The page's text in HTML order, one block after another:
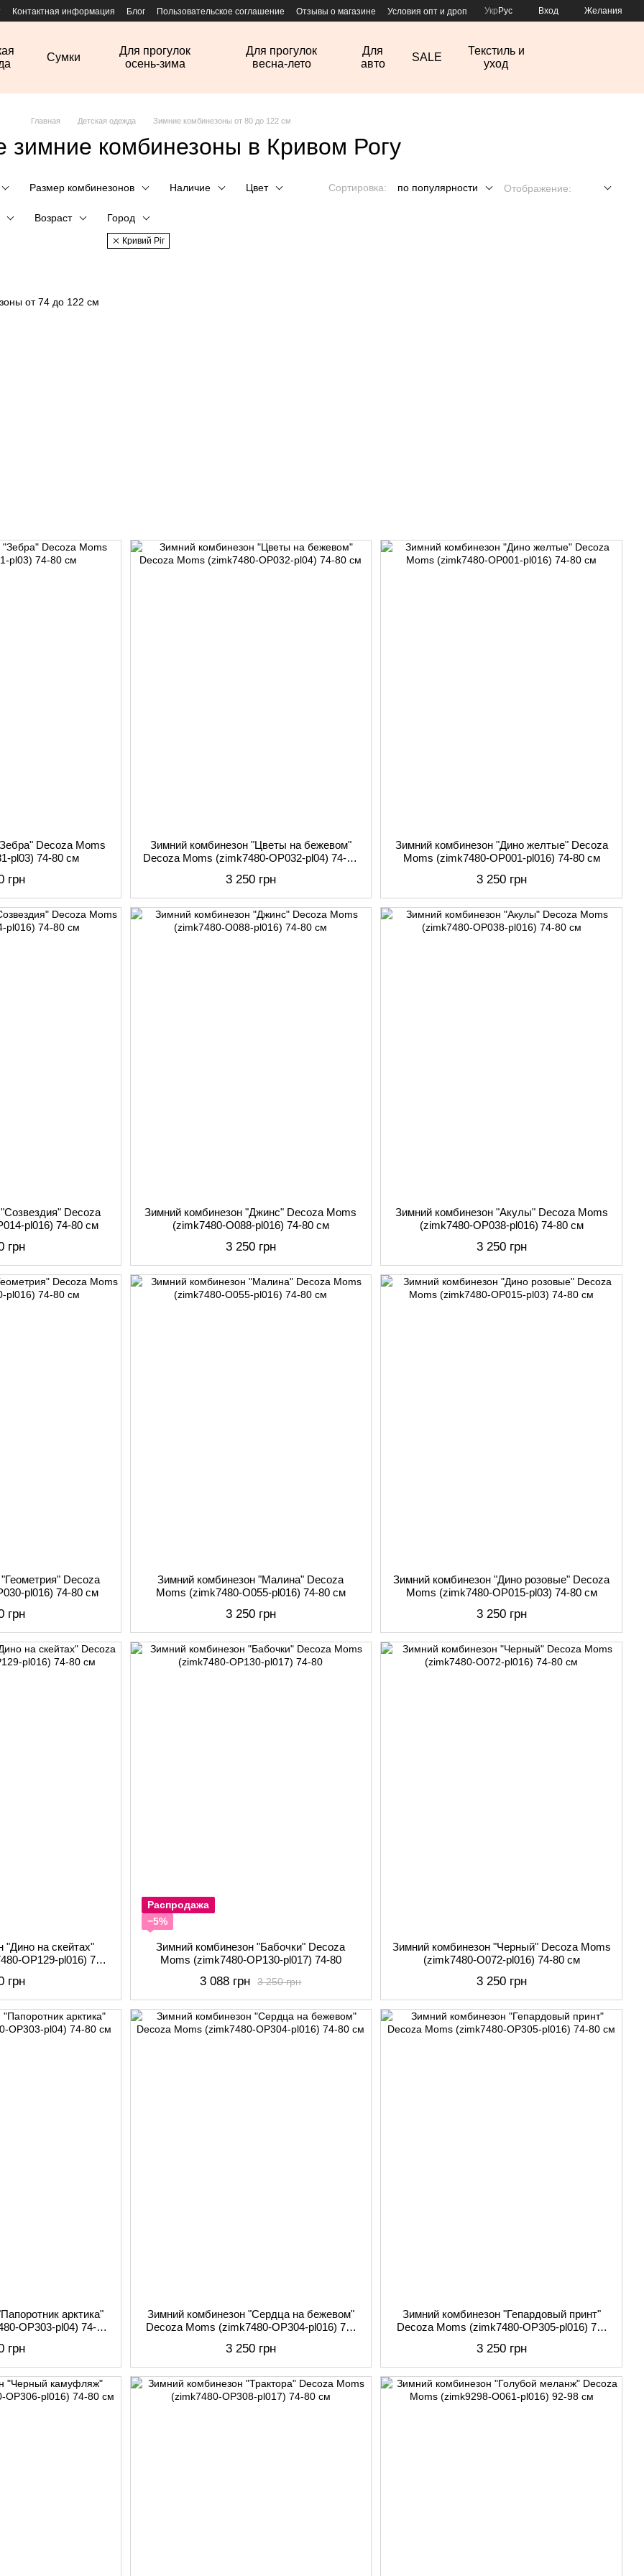
Контактная информация Блог Пользовательское соглашение Отзывы о магазине Условия опт и дроп Укр Рус Вход Желания
Сумки
Для прогулок
осень-зима
Для прогулок
весна-лето
Для
авто
SALE
Текстиль и
уход
Главная Детская одежда Зимние комбинезоны от 80 до 122 см
зимние комбинезоны в Кривом Рогу
Размер комбинезонов Наличие Цвет
Возраст Город
Кривий Ріг
Сортировка: по популярности Отображение:
Decoza Moms
pl03) 74-80 см
грн
Зимний комбинезон "Цветы на бежевом"
Decoza Moms (zimk7480-OP032-pl04) 74-80
3 250 грн
Зимний комбинезон "Дино желтые" Decoza
Moms (zimk7480-OP001-pl016) 74-80 см
3 250 грн
Decoza
pl016) 74-80 см
грн
Зимний комбинезон "Джинс" Decoza Moms
(zimk7480-O088-pl016) 74-80 см
3 250 грн
Зимний комбинезон "Акулы" Decoza Moms
(zimk7480-ОР038-pl016) 74-80 см
3 250 грн
Decoza
pl016) 74-80 см
грн
Зимний комбинезон "Малина" Decoza
Moms (zimk7480-O055-pl016) 74-80 см
3 250 грн
Зимний комбинезон "Дино розовые" Decoza
Moms (zimk7480-OP015-pl03) 74-80 см
3 250 грн
"Дино на скейтах"
OP129-pl016) 74-
грн
Распродажа
−5%
Зимний комбинезон "Бабочки" Decoza
Moms (zimk7480-OP130-pl017) 74-80
3 250 грн
3 088 грн
Зимний комбинезон "Черный" Decoza Moms
(zimk7480-O072-pl016) 74-80 см
3 250 грн
арктика"
OP303-pl04) 74-80
грн
Зимний комбинезон "Сердца на бежевом"
Decoza Moms (zimk7480-OP304-pl016) 74-
3 250 грн
Зимний комбинезон "Гепардовый принт"
Decoza Moms (zimk7480-OP305-pl016) 74-
3 250 грн